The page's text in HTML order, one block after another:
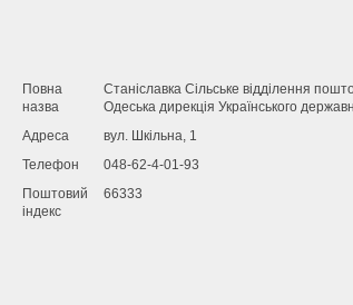
Повна
назва
Станіславка Сільське відділення
Одеська дирекція Українського
Адреса
вул. Шкільна, 1
Телефон
048-62-4-01-93
Поштовий
індекс
66333